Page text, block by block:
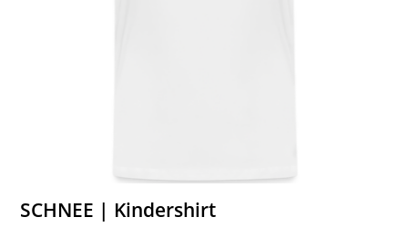
SCHNEE | Kindershirt